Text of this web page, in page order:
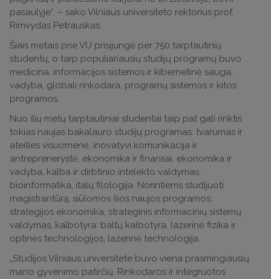
pasaulyje“, – sako Vilniaus universiteto rektorius prof.
Rimvydas Petrauskas.
Šiais metais prie VU prisijungė per 750 tarptautinių
studentų, o tarp populiariausių studijų programų buvo
medicina, informacijos sistemos ir kibernetinė sauga,
vadyba, globali rinkodara, programų sistemos ir kitos
programos.
Nuo šių metų tarptautiniai studentai taip pat gali rinktis
tokias naujas bakalauro studijų programas: tvarumas ir
ateities visuomenė, inovatyvi komunikacija ir
antreprenerystė, ekonomika ir finansai, ekonomika ir
vadyba, kalba ir dirbtinio intelekto valdymas,
bioinformatika, italų filologija. Norintiems studijuoti
magistrantūrą, siūlomos šios naujos programos:
strategijos ekonomika, strateginis informacinių sistemų
valdymas, kalbotyra: baltų kalbotyra, lazerinė fizika ir
optinės technologijos, lazerinė technologija.
„Studijos Vilniaus universitete buvo viena prasmingiausių
mano gyvenimo patirčių. Rinkodaros ir integruotos